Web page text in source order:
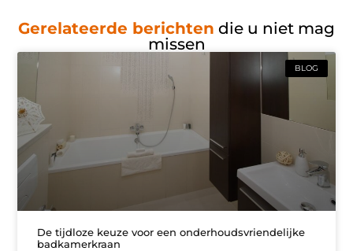
Gerelateerde berichten die u niet mag
missen
BLOG
De tijdloze keuze voor een onderhoudsvriendelijke
badkamerkraan